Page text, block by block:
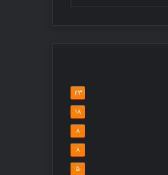
23
18
8
8
5